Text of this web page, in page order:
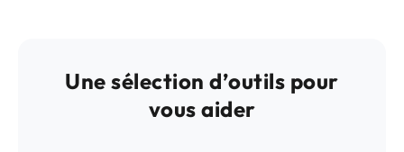
Une sélection d’outils pour
vous aider